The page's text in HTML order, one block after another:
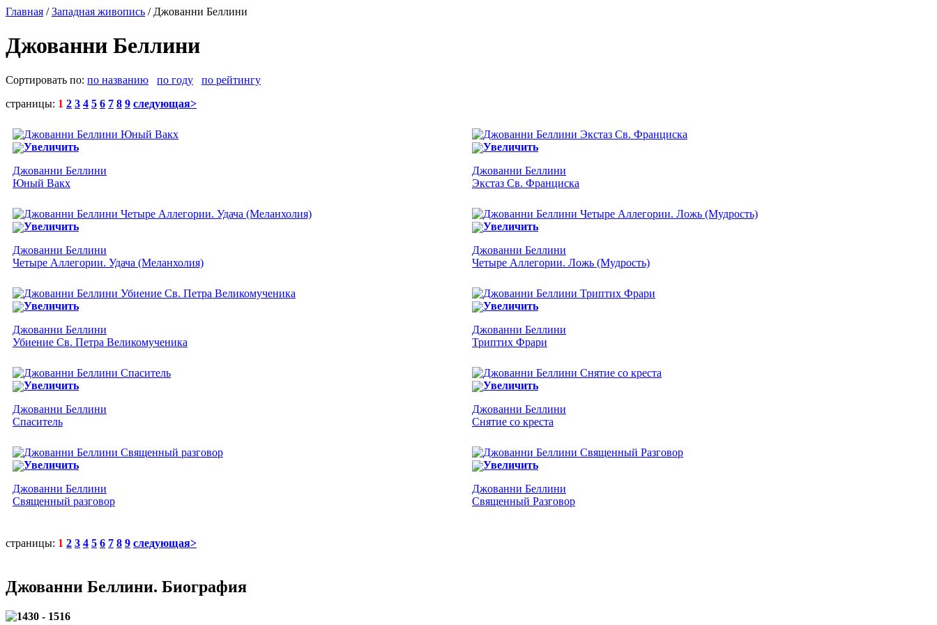
Главная /Западная живопись / Джованни Беллини
Джованни Беллини
Сортировать по: по названию по году
по рейтингу
страницы: 1 2 3 4 5 6 7 8 9 следующая>
Увеличить
Джованни Беллини
Юный Вакх
Увеличить
Джованни Беллини
Экстаз Св. Франциска
Увеличить
Джованни Беллини
Четыре Аллегории. Удача (Меланхолия)
Увеличить
Джованни Беллини
Четыре Аллегории. Ложь (Мудрость)
Увеличить
Джованни Беллини
Убиение Св. Петра Великомученика
Увеличить
Джованни Беллини
Триптих Фрари
Увеличить
Джованни Беллини
Спаситель
Увеличить
Джованни Беллини
Снятие со креста
Увеличить
Джованни Беллини
Священный разговор
Увеличить
Джованни Беллини
Священный Разговор
страницы: 1 2 3 4 5 6 7 8 9 следующая>
Джованни Беллини. Биография
1430 - 1516